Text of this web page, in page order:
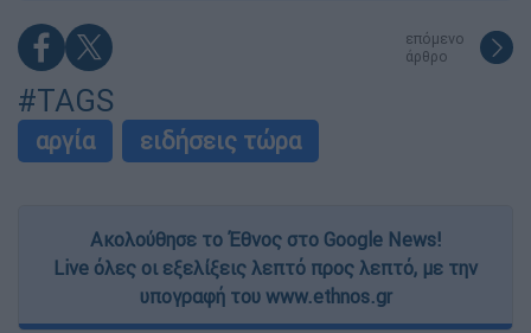
επόμενο
άρθρο
#TAGS
αργία ειδήσεις τώρα
Ακολούθησε το Έθνος στο Google News!
Live όλες οι εξελίξεις λεπτό προς λεπτό, με την
υπογραφή του www.ethnos.gr